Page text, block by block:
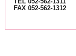
FAX 052-562-1312